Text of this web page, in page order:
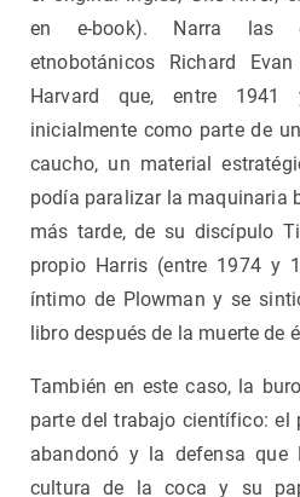
en e-book). Narra las
etnobotánicos Richard
Harvard que, entre
inicialmente como parte de
caucho, un material
podía paralizar la maquinaria
más tarde, de su discípulo
propio Harris (entre 1974 y
íntimo de Plowman y se
libro después de la muerte de
También en este caso, la
parte del trabajo científico: el
abandonó y la defensa que
cultura de la coca y su